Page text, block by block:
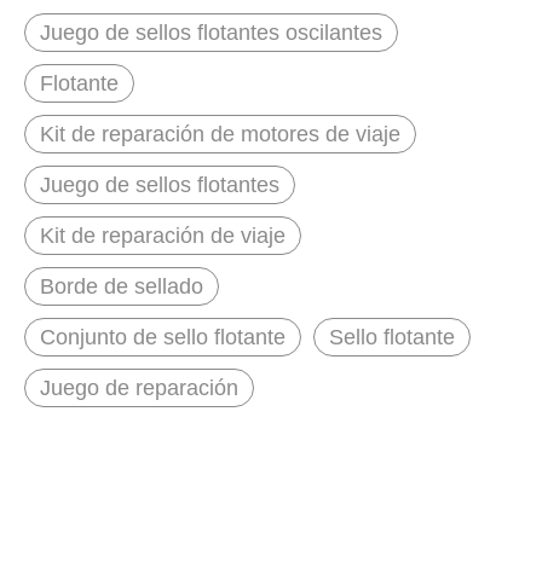
Juego de sellos flotantes oscilantes
Flotante
Kit de reparación de motores de viaje
Juego de sellos flotantes
Kit de reparación de viaje
Borde de sellado
Conjunto de sello flotante Sello flotante
Juego de reparación